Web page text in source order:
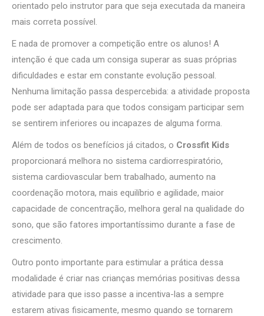
orientado pelo instrutor para que seja executada da maneira
mais correta possível.
E nada de promover a competição entre os alunos! A
intenção é que cada um consiga superar as suas próprias
dificuldades e estar em constante evolução pessoal.
Nenhuma limitação passa despercebida: a atividade proposta
pode ser adaptada para que todos consigam participar sem
se sentirem inferiores ou incapazes de alguma forma.
Além de todos os benefícios já citados, o Crossfit Kids
proporcionará melhora no sistema cardiorrespiratório,
sistema cardiovascular bem trabalhado, aumento na
coordenação motora, mais equilíbrio e agilidade, maior
capacidade de concentração, melhora geral na qualidade do
sono, que são fatores importantíssimo durante a fase de
crescimento.
Outro ponto importante para estimular a prática dessa
modalidade é criar nas crianças memórias positivas dessa
atividade para que isso passe a incentiva-las a sempre
estarem ativas fisicamente, mesmo quando se tornarem